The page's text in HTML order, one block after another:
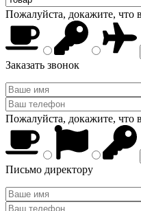
Пожалуйста, докажите, что
Заказать звонок
Пожалуйста, докажите, что
Письмо директору